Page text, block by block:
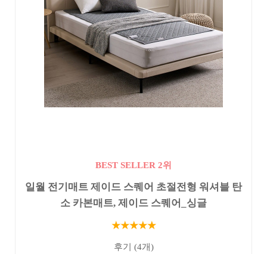
BEST SELLER 2위
일월 전기매트 제이드 스퀘어 초절전형 워셔블 탄
소 카본매트, 제이드 스퀘어_싱글
★★★★★
후기 (4개)